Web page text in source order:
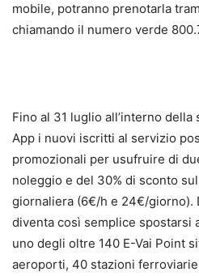
mobile, potranno prenotarla
chiamando il numero verde
Fino al 31 luglio all’interno
App i nuovi iscritti al servizio
promozionali per usufruire di
noleggio e del 30% di sconto
giornaliera (6€/h e 24€/giorno).
diventa così semplice spostarsi
uno degli oltre 140 E-Vai Point
aeroporti, 40 stazioni